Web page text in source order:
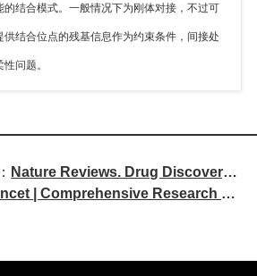
的结合模式。一般情况下为刚体对接，不过可
供结合位点的残基信息作为约束条件，间接处
性问题。
Nature Reviews. Drug Discovery |
Targeting Lysine Acetylation
| Comprehensive Research on